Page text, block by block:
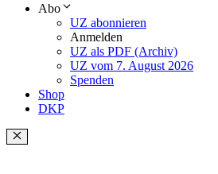
Abo
UZ abonnieren
Anmelden
UZ als PDF (Archiv)
UZ vom 7. August 2026
Spenden
Shop
DKP
Schließen